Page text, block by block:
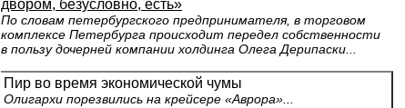
двором, безусловно, есть»
По словам петербургского предпринимателя, в торговом
комплексе Петербурга происходит передел собственности
в пользу дочерней компании холдинга Олега Дерипаски...
Пир во время экономической чумы
Олигархи порезвились на крейсере «Аврора»...